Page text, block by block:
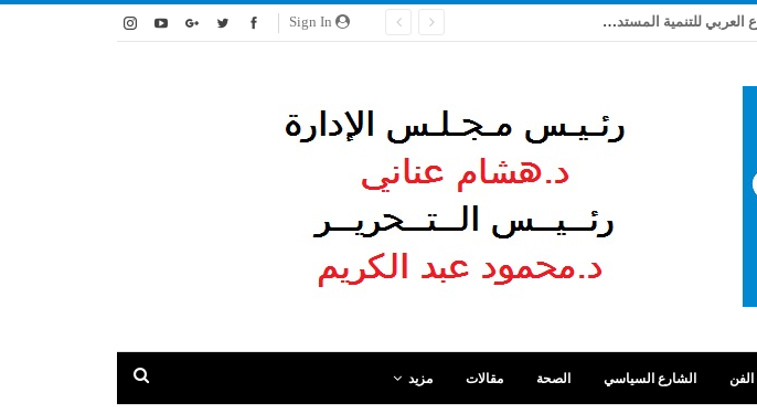
ربيع شاهين يكتب: بعد تعثر ٩ سنوات .. مصر والجامعة تعدان للنسخة الثانية من الأسبوع العربي للتنمية المستدامة
الفن الشارع السياسي الصحة مقالات مزيد